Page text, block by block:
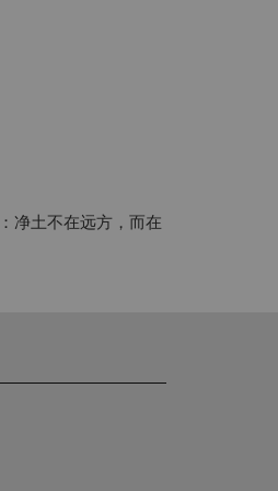
净土不在远方，而在